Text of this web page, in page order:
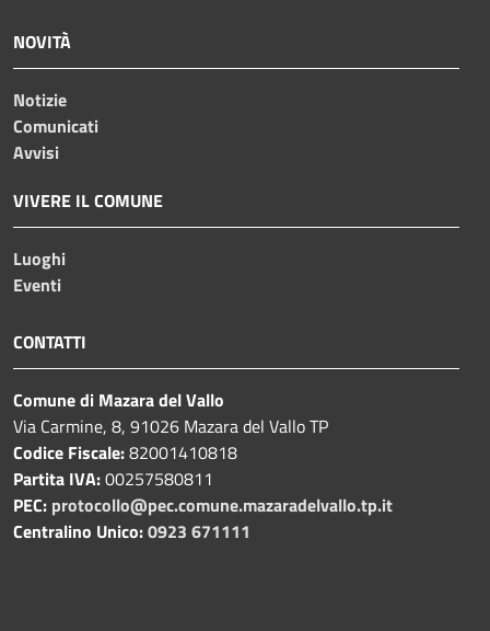
NOVITÀ
Notizie
Comunicati
Avvisi
VIVERE IL COMUNE
Luoghi
Eventi
CONTATTI
Comune di Mazara del Vallo
Via Carmine, 8, 91026 Mazara del Vallo TP
Codice Fiscale:82001410818
Partita IVA:00257580811
PEC: protocollo@pec.comune.mazaradelvallo.tp.it
Centralino Unico:0923 671111